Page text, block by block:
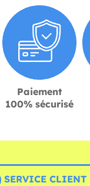
Paiement
100% sécurisé
SERVICE CLIENT